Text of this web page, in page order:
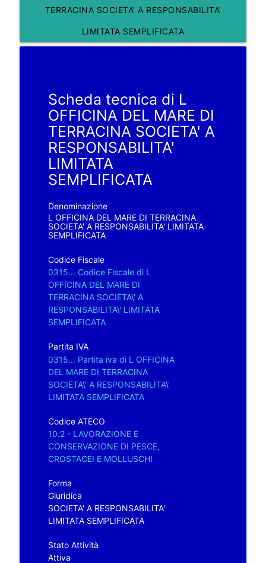
TERRACINA SOCIETA' A RESPONSABILITA'
LIMITATA SEMPLIFICATA
Scheda tecnica di L
OFFICINA DEL MARE DI
TERRACINA SOCIETA' A
RESPONSABILITA'
LIMITATA
SEMPLIFICATA
Denominazione
L OFFICINA DEL MARE DI TERRACINA
SOCIETA' A RESPONSABILITA' LIMITATA
SEMPLIFICATA
Codice Fiscale
0315... Codice Fiscale di L
OFFICINA DEL MARE DI
TERRACINA SOCIETA\' A
RESPONSABILITA\' LIMITATA
SEMPLIFICATA
Partita IVA
0315... Partita iva di L OFFICINA
DEL MARE DI TERRACINA
SOCIETA\' A RESPONSABILITA\'
LIMITATA SEMPLIFICATA
Codice ATECO
10.2 - LAVORAZIONE E
CONSERVAZIONE DI PESCE,
CROSTACEI E MOLLUSCHI
Forma
Giuridica
SOCIETA' A RESPONSABILITA'
LIMITATA SEMPLIFICATA
Stato Attività
Attiva